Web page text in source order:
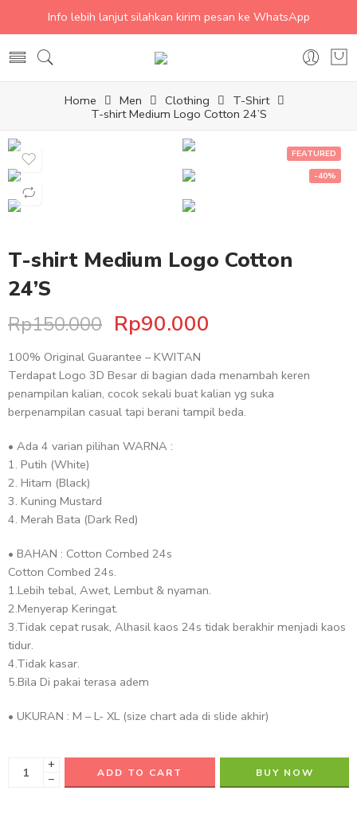
Info lebih lanjut silahkan kirim pesan ke WhatsApp
Home Men Clothing
T-Shirt
T-shirt Medium Logo Cotton 24’S
FEATURED
-40%
T-shirt Medium Logo Cotton
24’S
Rp150.000 Rp90.000
100% Original Guarantee – KWITAN
Terdapat Logo 3D Besar di bagian dada menambah keren
penampilan kalian, cocok sekali buat kalian yg suka
berpenampilan casual tapi berani tampil beda.
• Ada 4 varian pilihan WARNA :
1. Putih (White)
2. Hitam (Black)
3. Kuning Mustard
4. Merah Bata (Dark Red)
• BAHAN : Cotton Combed 24s
Cotton Combed 24s.
1.Lebih tebal, Awet, Lembut & nyaman.
2.Menyerap Keringat.
3.Tidak cepat rusak, Alhasil kaos 24s tidak berakhir menjadi kaos
tidur.
4.Tidak kasar.
5.Bila Di pakai terasa adem
• UKURAN : M – L- XL (size chart ada di slide akhir)
+
−
ADD TO CART BUY NOW